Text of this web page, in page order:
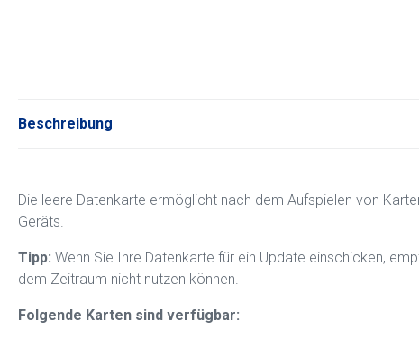
Beschreibung
Die leere Datenkarte ermöglicht nach dem Aufspielen von
Geräts.
Tipp: Wenn Sie Ihre Datenkarte für ein Update einschicken,
dem Zeitraum nicht nutzen können.
Folgende Karten sind verfügbar: